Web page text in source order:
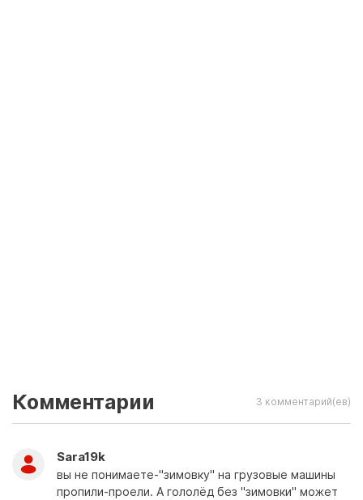
Комментарии 3 комментарий(ев)
Sara19k
вы не понимаете-"зимовку" на грузовые машины
пропили-проели. А гололёд без "зимовки" может